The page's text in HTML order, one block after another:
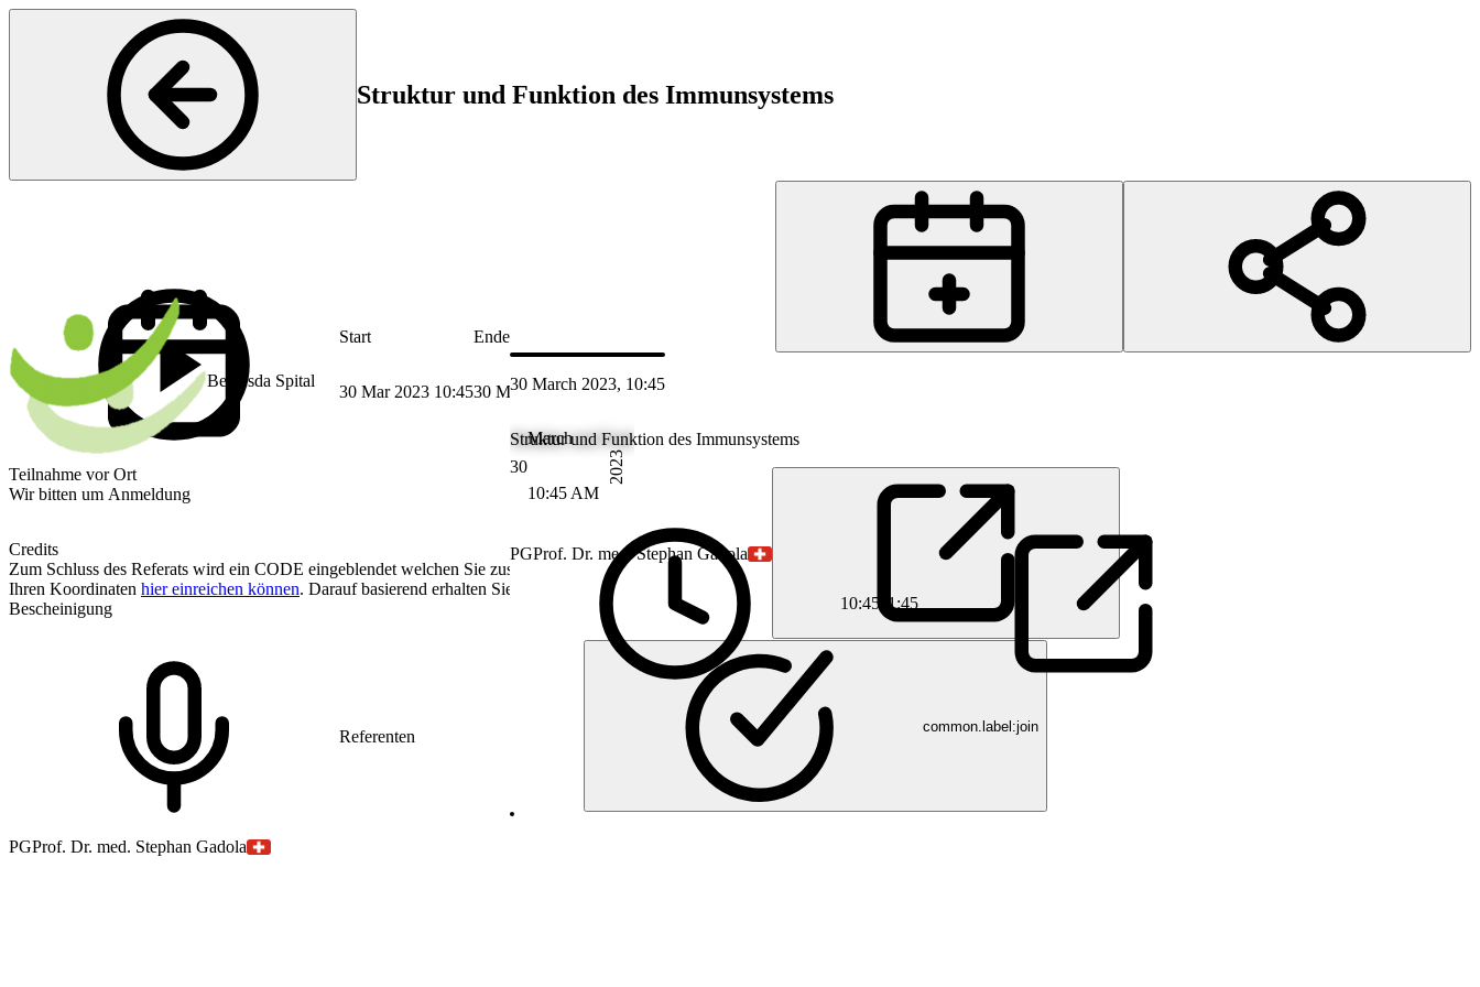
Struktur und Funktion des Immunsystems
Bethesda Spital
Start
30 Mar 2023 10:45
Ende
30 Mar 2023 11:45
Teilnahme vor Ort
Wir bitten um Anmeldung
Credits
Zum Schluss des Referats wird ein CODE eingeblendet welchen Sie zusammen mit
Ihren Koordinaten hier einreichen können. Darauf basierend erhalten Sie die Credit-
Bescheinigung
Referenten
PGProf. Dr. med. Stephan Gadola
30 March 2023, 10:45
30
March
10:45 AM
2023
10:45 11:45
Struktur und Funktion des Immunsystems
PGProf. Dr. med. Stephan Gadola
common.label:join